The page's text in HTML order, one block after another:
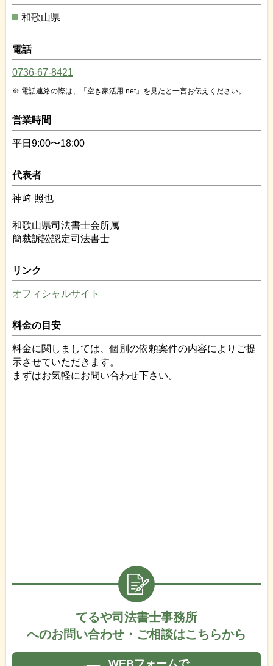
和歌山県
電話
0736-67-8421
電話連絡の際は、「空き家活用.net」を見たと一言お伝えください。
営業時間
平日9:00〜18:00
代表者
神﨑 照也
和歌山県司法書士会所属
簡裁訴訟認定司法書士
リンク
オフィシャルサイト
料金の目安
料金に関しましては、個別の依頼案件の内容によりご提
示させていただきます。
まずはお気軽にお問い合わせ下さい。
てるや司法書士事務所
へのお問い合わせ・ご相談はこちらから
WEBフォームで